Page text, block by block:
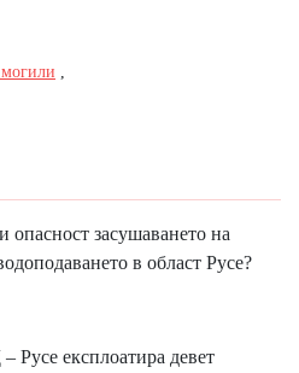
опасност засушаването на
в област Русе?
експлоатира девет